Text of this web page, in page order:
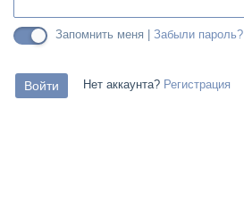
Запомнить меня | Забыли пароль?
Нет аккаунта? Регистрация